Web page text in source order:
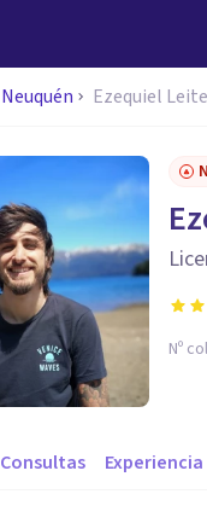
Neuquén Ezequiel
Nº
Consultas Experiencia